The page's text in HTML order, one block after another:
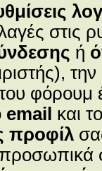
στις
ή
του
email και
προφίλ
προσωπικά